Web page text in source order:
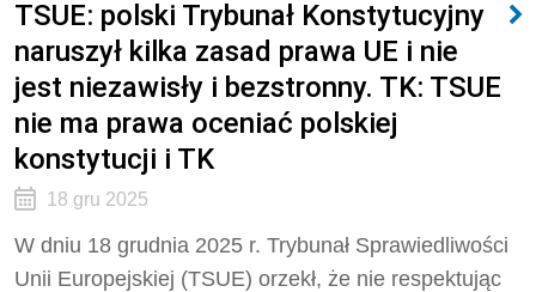
TSUE: polski Trybunał Konstytucyjny
naruszył kilka zasad prawa UE i nie
jest niezawisły i bezstronny. TK: TSUE
nie ma prawa oceniać polskiej
konstytucji i TK
18 gru 2025
W dniu 18 grudnia 2025 r. Trybunał Sprawiedliwości
Unii Europejskiej (TSUE) orzekł, że nie respektując